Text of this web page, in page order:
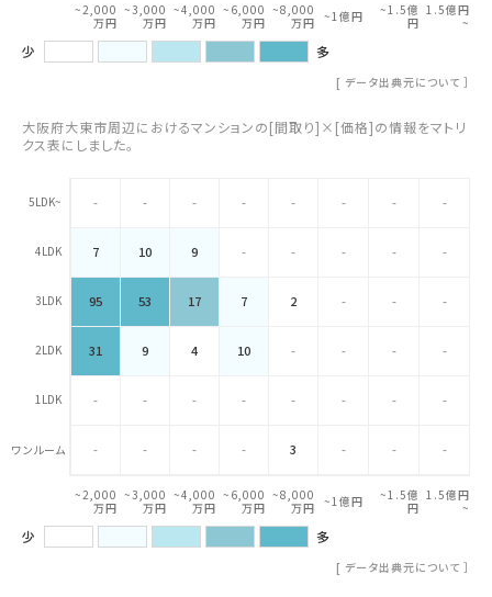
~2,000
万円
~3,000
万円
~4,000
万円
~6,000
万円
~8,000
万円 ~1億円
~1.5億
円
1.5億円
~
少 多
[ データ出典元について ］
大阪府大東市周辺におけるマンションの[間取り]×[価格]の情報をマトリ
クス表にしました。
5LDK~ - - - - - - - -
4LDK 7 10 9 - - - - -
3LDK 95 53 17 7 2 - - -
2LDK 31 9 4 10 - - - -
1LDK - - - - - - - -
ワンルーム - - - - 3 - - -
~2,000
万円
~3,000
万円
~4,000
万円
~6,000
万円
~8,000
万円 ~1億円
~1.5億
円
1.5億円
~
少 多
[ データ出典元について ］